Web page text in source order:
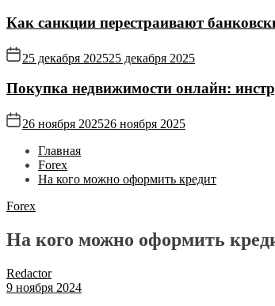
Как санкции перестраивают
25 декабря 202525 декабря 2025
Покупка недвижимости онлайн:
26 ноября 202526 ноября 2025
Главная
Forex
На кого можно оформить кредит
Forex
На кого можно оформить
Redactor
9 ноября 2024